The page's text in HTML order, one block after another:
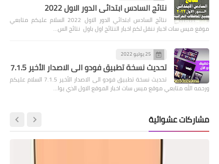
نتائج السادس ابتدائي الدور الاول 2022
نتائج السادس ابتدائي الدور الاول 2022 السلام عليكم متابعي
موقع ميس سات اخبار ننقل لكم اخبار النتائج اول باول نتائج الس…
25 يوليو 2022
تحديث نسخة تطبيق فودو الى الاصدار الأخير 7.1.5
تحديث نسخة تطبيق فودو الى الاصدار الأخير 7.1.5 السلام عليكم
ورحمه الله متابعي موقع ميس سات اخبار الموقع الاول الذي يوا…
مشاركات عشوائية